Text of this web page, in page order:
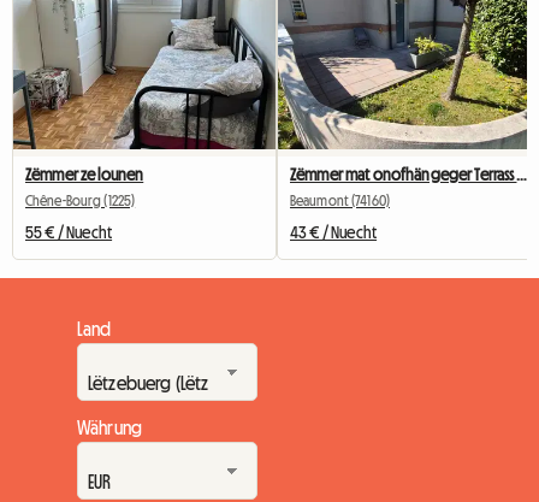
Zëmmer ze lounen
Chêne-Bourg (1225)
55 € / Nuecht
Beaumont (74160)
43 € / Nuecht
Land
Währung